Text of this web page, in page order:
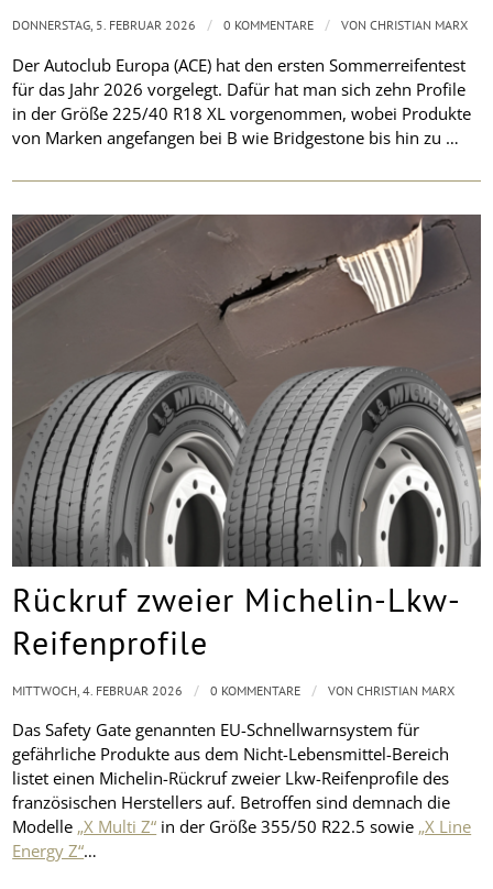
Der Autoclub Europa (ACE) hat den ersten Sommerreifentest
für das Jahr 2026 vorgelegt. Dafür hat man sich zehn Profile
in der Größe 225/40 R18 XL vorgenommen, wobei Produkte
von Marken angefangen bei B wie Bridgestone bis hin zu …
DONNERSTAG, 5. FEBRUAR 2026 / 0 KOMMENTARE / VONCHRISTIAN MARX
Rückruf zweier Michelin-Lkw-
Reifenprofile
Das Safety Gate genannten EU-Schnellwarnsystem für
gefährliche Produkte aus dem Nicht-Lebensmittel-Bereich
listet einen Michelin-Rückruf zweier Lkw-Reifenprofile des
französischen Herstellers auf. Betroffen sind demnach die
Modelle „X Multi Z“ in der Größe 355/50 R22.5 sowie „X Line
Energy Z“…
MITTWOCH, 4. FEBRUAR 2026 / 0 KOMMENTARE / VONCHRISTIAN MARX